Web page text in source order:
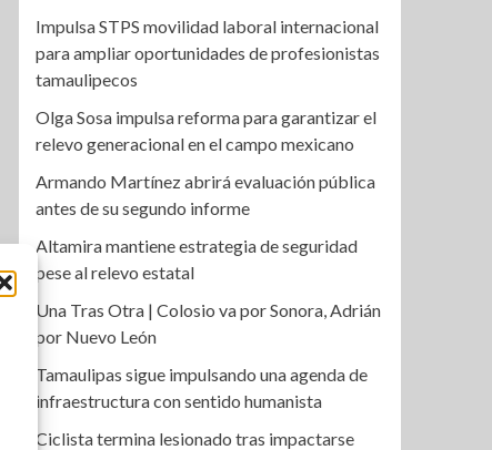
Impulsa STPS movilidad laboral internacional
para ampliar oportunidades de profesionistas
tamaulipecos
Olga Sosa impulsa reforma para garantizar el
relevo generacional en el campo mexicano
Armando Martínez abrirá evaluación pública
antes de su segundo informe
Altamira mantiene estrategia de seguridad
pese al relevo estatal
Una Tras Otra | Colosio va por Sonora, Adrián
por Nuevo León
Tamaulipas sigue impulsando una agenda de
infraestructura con sentido humanista
Ciclista termina lesionado tras impactarse